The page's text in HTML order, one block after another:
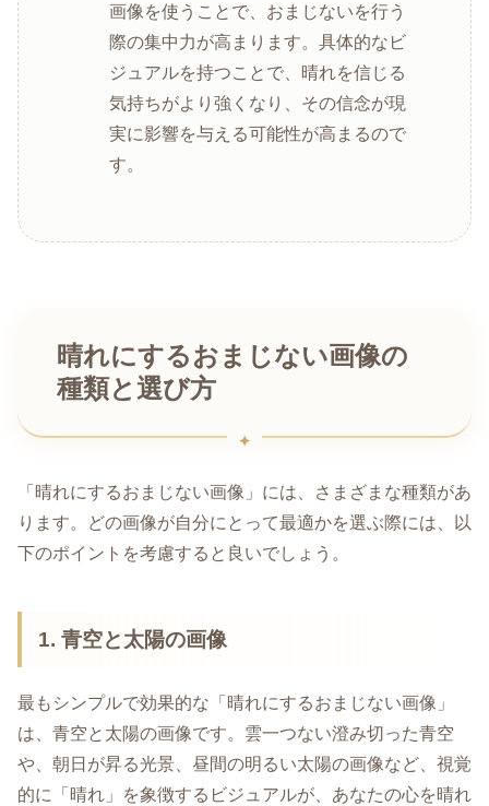
画像を使うことで、おまじないを行う
際の集中力が高まります。具体的なビ
ジュアルを持つことで、晴れを信じる
気持ちがより強くなり、その信念が現
実に影響を与える可能性が高まるので
す。
晴れにするおまじない画像の
種類と選び方
「晴れにするおまじない画像」には、さまざまな種類があ
ります。どの画像が自分にとって最適かを選ぶ際には、以
下のポイントを考慮すると良いでしょう。
1. 青空と太陽の画像
最もシンプルで効果的な「晴れにするおまじない画像」
は、青空と太陽の画像です。雲一つない澄み切った青空
や、朝日が昇る光景、昼間の明るい太陽の画像など、視覚
的に「晴れ」を象徴するビジュアルが、あなたの心を晴れ